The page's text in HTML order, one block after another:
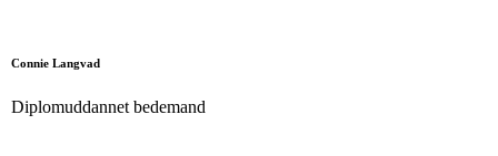
Connie Langvad
Diplomuddannet bedemand